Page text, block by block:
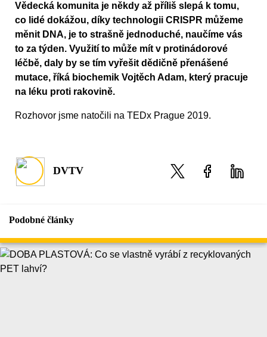
Vědecká komunita je někdy až příliš slepá k tomu,
co lidé dokážou, díky technologii CRISPR můžeme
měnit DNA, je to strašně jednoduché, naučíme vás
to za týden. Využití to může mít v protinádorové
léčbě, daly by se tím vyřešit dědičně přenášené
mutace, říká biochemik Vojtěch Adam, který pracuje
na léku proti rakovině.
Rozhovor jsme natočili na TEDx Prague 2019.
DVTV
Podobné články